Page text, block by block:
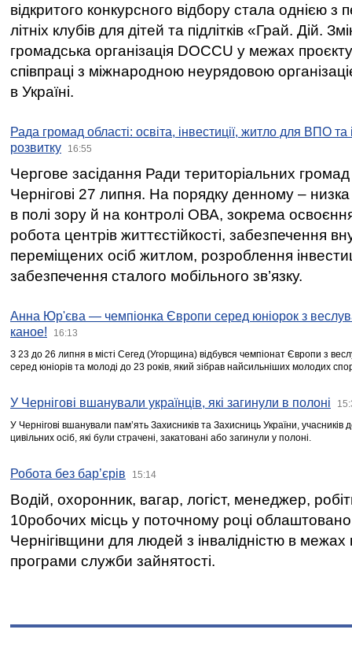
відкритого конкурсного відбору стала однією
літніх клубів для дітей та підлітків «Грай. Дій.
громадська організація DOCCU у межах
співпраці з міжнародною неурядовою
в Україні.
Рада громад області: освіта, інвестиції, житло для ВПО
розвитку
16:55
Чергове засідання Ради територіальних громад
Чернігові 27 липня. На порядку денному –
в полі зору й на контролі ОВА, зокрема освоєння
робота центрів життєстійкості, забезпечення
переміщених осіб житлом, розроблення
забезпечення сталого мобільного зв’язку.
Анна Юр'єва — чемпіонка Європи серед юніорок з
каное!
16:13
З 23 до 26 липня в місті Сегед (Угорщина) відбувся чемпіонат Європи з
серед юніорів та молоді до 23 років, який зібрав найсильніших молодих
У Чернігові вшанували українців, які загинули в полоні
У Чернігові вшанували пам’ять Захисників та Захисниць України,
цивільних осіб, які були страчені, закатовані або загинули у полоні.
Робота без бар’єрів 15:14
Водій, охоронник, вагар, логіст, менеджер,
10робочих місць у поточному році
Чернігівщини для людей з інвалідністю в межах
програми служби зайнятості.